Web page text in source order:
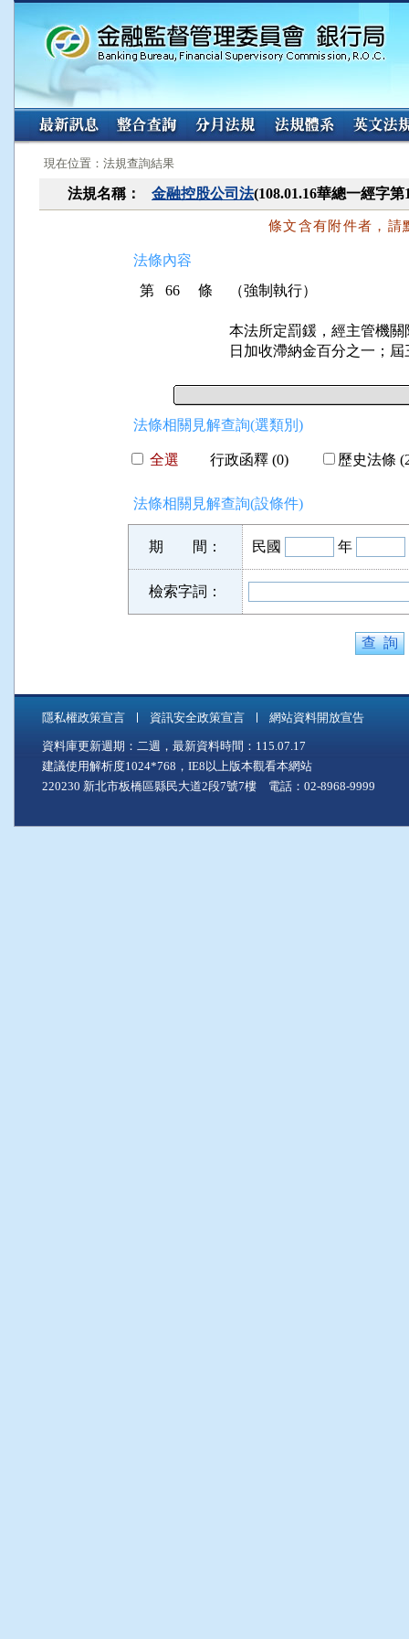
:::
現在位置：法規查詢結果
法規名稱： 金融控股公司法(108.01.16華總一經字
條文含有附件者，請
法條內容
第 66 條
（強制執行）
本法所定罰鍰，經主管機
日加收滯納金百分之一；
法條相關見解查詢(選類別)
全選 行政函釋 (0) 歷史法條
法條相關見解查詢(設條件)
期 間： 民國 年
檢索字詞：
隱私權政策宣言 資訊安全政策宣言 網站資料開放宣告
資料庫更新週期：二週，最新資料時間：115.07.17
建議使用解析度1024*768，IE8以上版本觀看本網站
220230 新北市板橋區縣民大道2段7號7樓 電話：02-8968-9999